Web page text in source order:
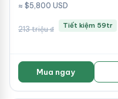
≈ $5,800 USD
213 triệu ₫ Tiết kiệm 59tr
Mua ngay